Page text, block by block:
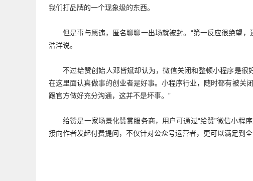
我们打品牌的一个现象级的东西。
但是事与愿违，匿名聊聊一出场就被封。“第一反应很绝望
浩洋说。
不过给赞创始人邓皆斌却认为，微信关闭和整顿小程序是
在这里面认真做事的创业者是好事。小程序行业，随时都有被关
跟官方做好充分沟通，这并不是坏事。”
给赞是一家场景化赞赏服务商，用户可通过“给赞”微信小程
接向作者发起付费提问，不仅针对公众号运营者，更可以满足到全